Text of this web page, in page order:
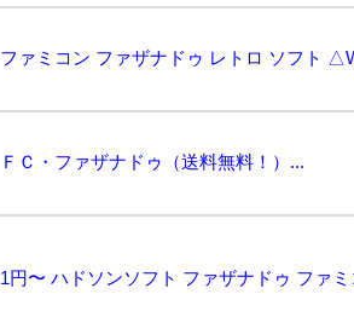
ファミコン ファザナドゥ レトロ ソフト
ＦＣ・ファザナドゥ（送料無料！）...
1円〜 ハドソンソフト ファザナドゥ ファ